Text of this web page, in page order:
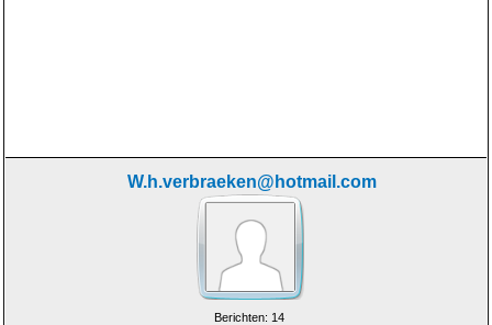
W.h.verbraeken@hotmail.com
Berichten: 14